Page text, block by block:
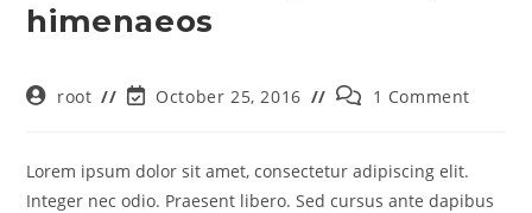
himenaeos
root October 25, 2016 1 Comment
Lorem ipsum dolor sit amet, consectetur adipiscing elit.
Integer nec odio. Praesent libero. Sed cursus ante dapibus